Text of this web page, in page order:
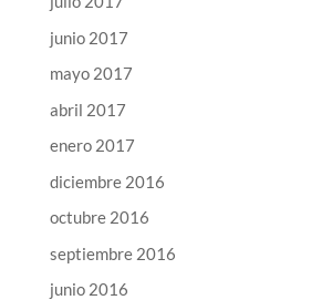
junio 2017
mayo 2017
abril 2017
enero 2017
diciembre 2016
octubre 2016
septiembre 2016
junio 2016